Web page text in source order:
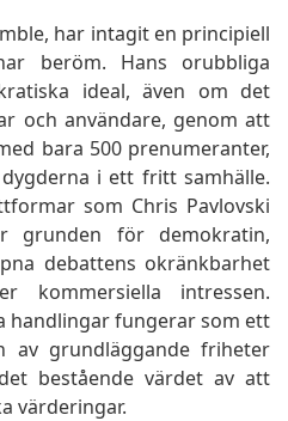
har intagit en principiell
beröm. Hans orubbliga
ideal, även om det
och användare, genom att
bara 500 prenumeranter,
i ett fritt samhälle.
som Chris Pavlovski
grunden för demokratin,
debattens okränkbarhet
kommersiella intressen.
handlingar fungerar som ett
av grundläggande friheter
bestående värdet av att
värderingar.